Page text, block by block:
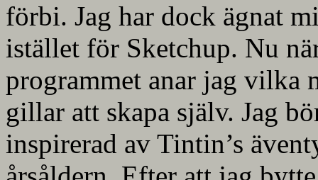
förbi. Jag har dock ägnat
istället för Sketchup. Nu
programmet anar jag vilka
gillar att skapa själv. Jag
inspirerad av Tintin’s